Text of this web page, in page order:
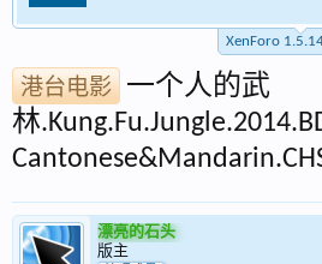
XenForo
港台电影
一个人的武
林
漂亮的石头
版主